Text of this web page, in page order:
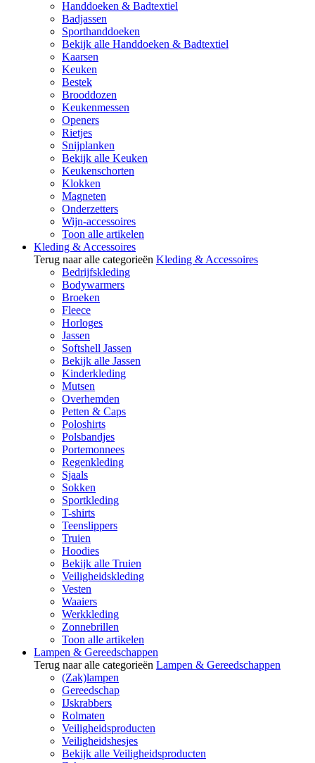
Handdoeken & Badtextiel
Badjassen
Sporthanddoeken
Bekijk alle Handdoeken & Badtextiel
Kaarsen
Keuken
Bestek
Brooddozen
Keukenmessen
Openers
Rietjes
Snijplanken
Bekijk alle Keuken
Keukenschorten
Klokken
Magneten
Onderzetters
Wijn-accessoires
Toon alle artikelen
Kleding & Accessoires
Terug naar alle categorieën Kleding & Accessoires
Bedrijfskleding
Bodywarmers
Broeken
Fleece
Horloges
Jassen
Softshell Jassen
Bekijk alle Jassen
Kinderkleding
Mutsen
Overhemden
Petten & Caps
Poloshirts
Polsbandjes
Portemonnees
Regenkleding
Sjaals
Sokken
Sportkleding
T-shirts
Teenslippers
Truien
Hoodies
Bekijk alle Truien
Veiligheidskleding
Vesten
Waaiers
Werkkleding
Zonnebrillen
Toon alle artikelen
Lampen & Gereedschappen
Terug naar alle categorieën Lampen & Gereedschappen
(Zak)lampen
Gereedschap
IJskrabbers
Rolmaten
Veiligheidsproducten
Veiligheidshesjes
Bekijk alle Veiligheidsproducten